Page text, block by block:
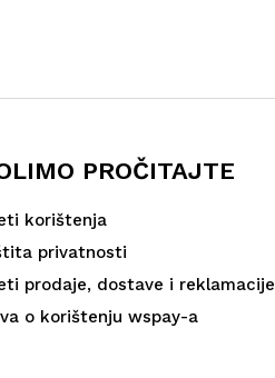
PROČITAJTE
korištenja
privatnosti
prodaje, dostave i reklamacije
o korištenju wspay-a